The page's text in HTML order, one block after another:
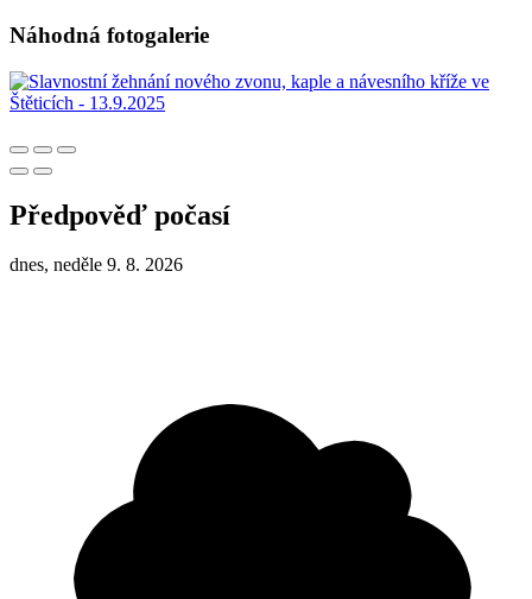
Náhodná fotogalerie
Předpověď počasí
dnes, neděle 9. 8. 2026